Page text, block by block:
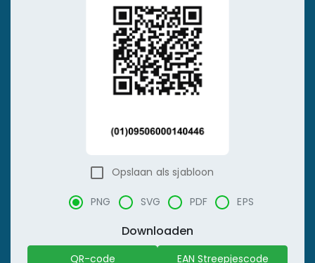
Opslaan als sjabloon
PNG SVG PDF EPS
Downloaden
QR-code EAN Streepjescode